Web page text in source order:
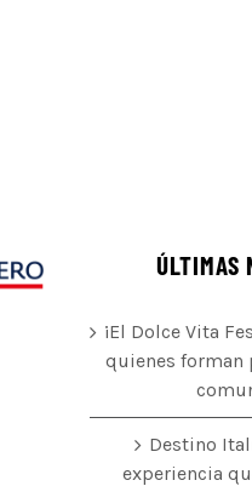
ÚLTIMAS
¡El Dolce Vita
quienes forman
Destino
experiencia